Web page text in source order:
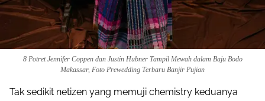
8 Potret Jennifer Coppen dan Justin Hubner Tampil Mewah dalam Baju Bodo
Makassar, Foto Prewedding Terbaru Banjir Pujian
Tak sedikit netizen yang memuji chemistry keduanya